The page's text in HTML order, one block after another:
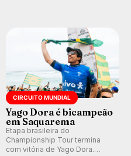
CIRCUITO MUNDIAL
Yago Dora é bicampeão
em Saquarema
Etapa brasileira do
Championship Tour termina
com vitória de Yago Dora.